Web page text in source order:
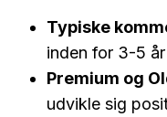
Typiske
inden for 3-5
Premium og
udvikle sig